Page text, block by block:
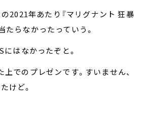
の2021年あたり『マリグナント 狂暴
たらなかったっていう。
にはなかったぞと。
上でのプレゼンです。すいません、
けど。